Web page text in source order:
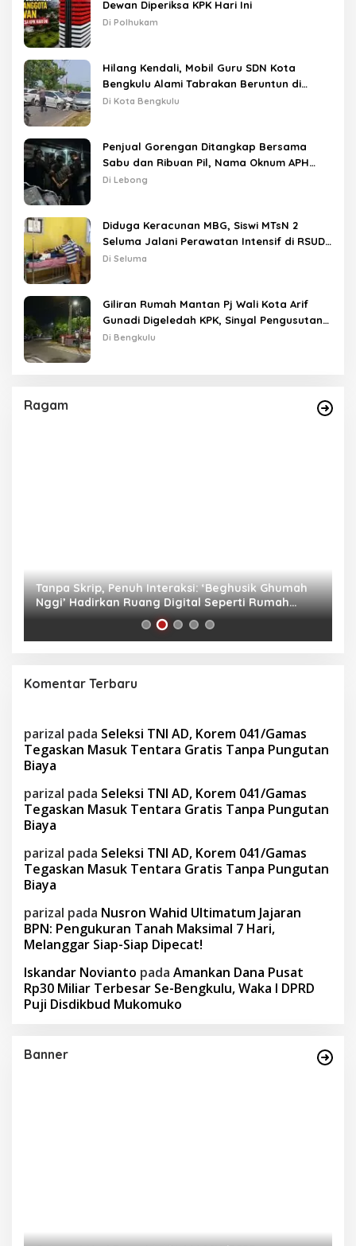
Dewan Diperiksa KPK Hari Ini
Di Polhukam
Hilang Kendali, Mobil Guru SDN Kota
Bengkulu Alami Tabrakan Beruntun di
Lampu Merah
Di Kota Bengkulu
Penjual Gorengan Ditangkap Bersama
Sabu dan Ribuan Pil, Nama Oknum APH
Disebut Saat Interogasi
Di Lebong
Diduga Keracunan MBG, Siswi MTsN 2
Seluma Jalani Perawatan Intensif di RSUD
Tais
Di Seluma
Giliran Rumah Mantan Pj Wali Kota Arif
Gunadi Digeledah KPK, Sinyal Pengusutan
Meluas
Di Bengkulu
Ragam
Tanpa Skrip, Penuh Interaksi: ‘Beghusik Ghumah
Nggi’ Hadirkan Ruang Digital Seperti Rumah
Sendiri
Komentar Terbaru
parizal pada Seleksi TNI AD, Korem 041/Gamas
Tegaskan Masuk Tentara Gratis Tanpa Pungutan
Biaya
parizal pada Seleksi TNI AD, Korem 041/Gamas
Tegaskan Masuk Tentara Gratis Tanpa Pungutan
Biaya
parizal pada Seleksi TNI AD, Korem 041/Gamas
Tegaskan Masuk Tentara Gratis Tanpa Pungutan
Biaya
parizal pada Nusron Wahid Ultimatum Jajaran
BPN: Pengukuran Tanah Maksimal 7 Hari,
Melanggar Siap-Siap Dipecat!
Iskandar Novianto pada Amankan Dana Pusat
Rp30 Miliar Terbesar Se-Bengkulu, Waka I DPRD
Puji Disdikbud Mukomuko
Banner